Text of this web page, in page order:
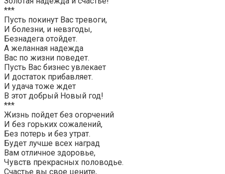
***
Пусть покинут Вас тревоги,
И болезни, и невзгоды,
Безнадега отойдет.
А желанная надежда
Вас по жизни поведет.
Пусть Вас бизнес увлекает
И достаток прибавляет.
И удача тоже ждет
В этот добрый Новый год!
***
Жизнь пойдет без огорчений
И без горьких сожалений,
Без потерь и без утрат.
Будет лучше всех наград
Вам отличное здоровье,
Чувств прекрасных половодье.
Счастье вы свое цените,